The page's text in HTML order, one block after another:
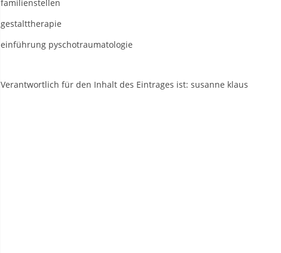
familienstellen
gestalttherapie
einführung pyschotraumatologie
Verantwortlich für den Inhalt des Eintrages ist: susanne klaus